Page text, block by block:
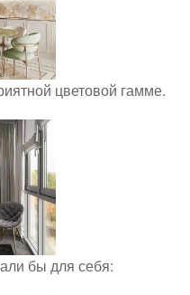
цветовой гамме.
бы для себя: